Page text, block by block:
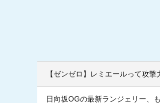
【ゼンゼロ】レミエールって攻
日向坂OGの最新ランジェリー、